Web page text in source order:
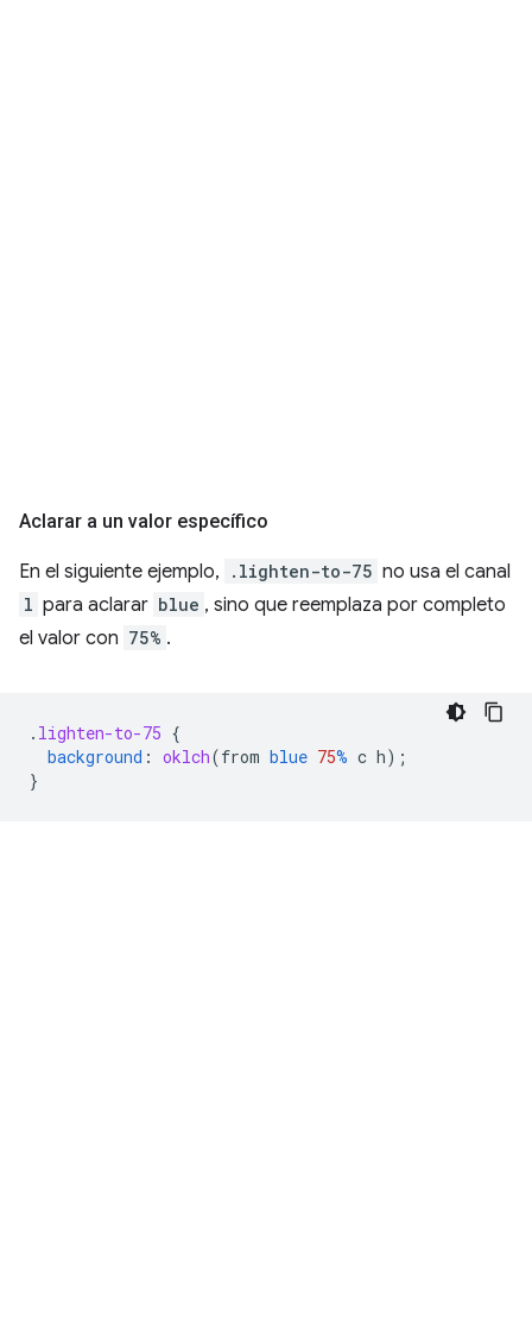
Aclarar a un valor específico
En el siguiente ejemplo, .lighten-to-75 no usa el canal
l para aclarar blue , sino que reemplaza por completo
el valor con 75% .
. lighten-to-75 {
background : oklch(from blue 75% c h);
}